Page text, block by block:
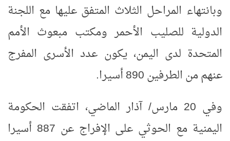
وبانتهاء المراحل الثلاث المتفق عليها مع اللجنة
الدولية للصليب الأحمر ومكتب مبعوث الأمم
المتحدة لدى اليمن، يكون عدد الأسرى المفرج
عنهم من الطرفين 890 أسيرا.
وفي 20 مارس/ آذار الماضي، اتفقت الحكومة
اليمنية مع الحوثي على الإفراج عن 887 أسيرا